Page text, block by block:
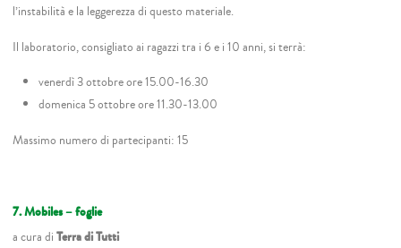
l’instabilità e la leggerezza di questo materiale.
Il laboratorio, consigliato ai ragazzi tra i 6 e i 10 anni, si terrà:
venerdì 3 ottobre ore 15.00-16.30
domenica 5 ottobre ore 11.30-13.00
Massimo numero di partecipanti: 15
7. Mobiles – foglie
a cura diTerra di Tutti